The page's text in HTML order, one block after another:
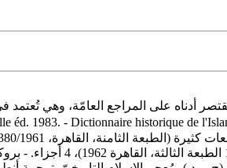
éd. 1983. - Dictionnaire historique de
كثيرة (الطبعة